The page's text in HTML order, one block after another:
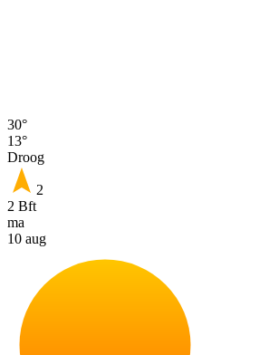
30°
13°
Droog
2
2 Bft
ma
10 aug